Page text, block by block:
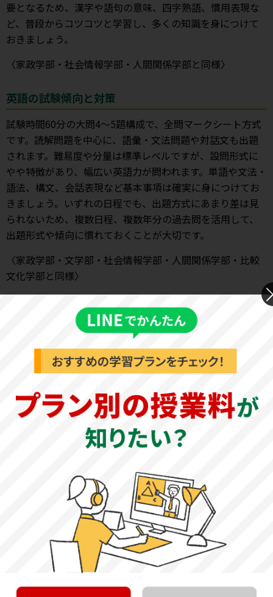
要となるため、漢字や語句の意味、四字熟語、慣用表現な
ど、普段からコツコツと学習し、多くの知識を身につけて
おきましょう。
〈家政学部・社会情報学部・人間関係学部と同様〉
英語の試験傾向と対策
試験時間60分の大問4～5題構成で、全問マークシート方式
です。読解問題を中心に、語彙・文法問題や対話文も出題
されます。難易度や分量は標準レベルですが、設問形式に
やや特徴があり、幅広い英語力が問われます。単語や文法・
語法、構文、会話表現など基本事項は確実に身につけてお
きましょう。いずれの日程でも、出題方式にあまり差は見
られないため、複数日程、複数年分の過去問を活用して、
出題形式や傾向に慣れておくことが大切です。
〈家政学部・文学部・社会情報学部・人間関係学部・比較
文化学部と同様〉
理科の試験傾向と対策
生物：試験時間60分の大問7題構成で、全てマークシート方
式です。出題範囲は、「生物基礎・生物」からとなり、免
疫や体内環境、腎臓、生態系、遺伝、代謝、発生などが出
み）。教科書の学習を中心に、基本事項を理解し、図表や
グラフにも目を通しておくことが大切です。マーク式の問
題集を活用して、しっかりと演習を重ねましょう。また、
複数年分の過去問にも取り組み、出題傾向や形式に慣れて
大妻女子大学短期大学部基本情報
公式サイト
大妻女子大学短期大学部：https://www.jun.otsuma.ac.jp/